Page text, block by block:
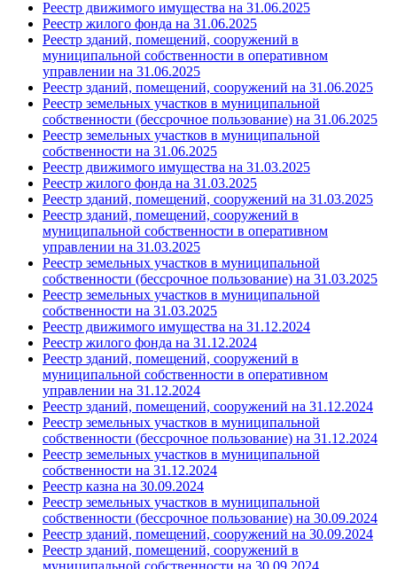
Реестр движимого имущества на 31.06.2025
Реестр жилого фонда на 31.06.2025
Реестр зданий, помещений, сооружений в
муниципальной собственности в оперативном
управлении на 31.06.2025
Реестр зданий, помещений, сооружений на 31.06.2025
Реестр земельных участков в муниципальной
собственности (бессрочное пользование) на 31.06.2025
Реестр земельных участков в муниципальной
собственности на 31.06.2025
Реестр движимого имущества на 31.03.2025
Реестр жилого фонда на 31.03.2025
Реестр зданий, помещений, сооружений на 31.03.2025
Реестр зданий, помещений, сооружений в
муниципальной собственности в оперативном
управлении на 31.03.2025
Реестр земельных участков в муниципальной
собственности (бессрочное пользование) на 31.03.2025
Реестр земельных участков в муниципальной
собственности на 31.03.2025
Реестр движимого имущества на 31.12.2024
Реестр жилого фонда на 31.12.2024
Реестр зданий, помещений, сооружений в
муниципальной собственности в оперативном
управлении на 31.12.2024
Реестр зданий, помещений, сооружений на 31.12.2024
Реестр земельных участков в муниципальной
собственности (бессрочное пользование) на 31.12.2024
Реестр земельных участков в муниципальной
собственности на 31.12.2024
Реестр казна на 30.09.2024
Реестр земельных участков в муниципальной
собственности (бессрочное пользование) на 30.09.2024
Реестр зданий, помещений, сооружений на 30.09.2024
Реестр зданий, помещений, сооружений в
муниципальной собственности на 30.09.2024